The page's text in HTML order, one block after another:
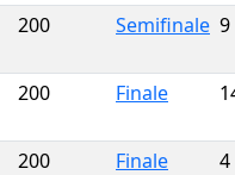
200 Semifinale 9
200 Finale
200 Finale 4